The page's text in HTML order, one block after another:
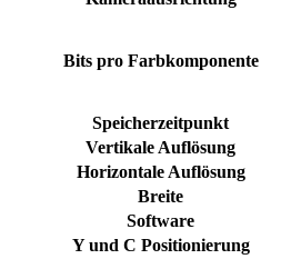
Bits pro Farbkomponente
Speicherzeitpunkt
Vertikale Auflösung
Horizontale Auflösung
Breite
Software
Y und C Positionierung